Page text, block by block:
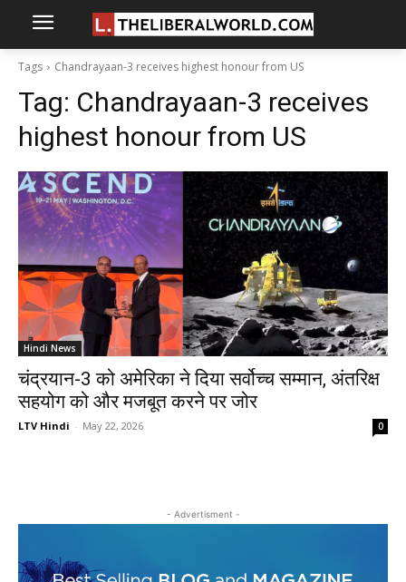
Tags Chandrayaan-3 receives highest honour from US
Tag: Chandrayaan-3 receives
highest honour from US
Hindi News
चंद्रयान-3 को अमेरिका ने दिया सर्वोच्च सम्मान, अंतरिक्ष
सहयोग को और मजबूत करने पर जोर
LTV Hindi - May 22, 2026 0
- Advertisment -